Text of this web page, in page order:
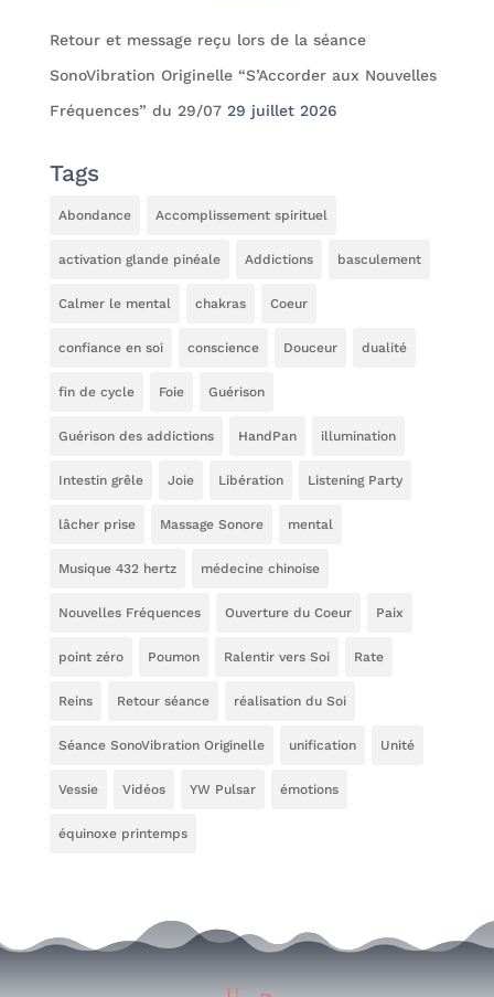
Retour et message reçu lors de la séance
SonoVibration Originelle “S’Accorder aux Nouvelles
Fréquences” du 29/07 29 juillet 2026
Tags
Abondance Accomplissement spirituel
activation glande pinéale Addictions basculement
Calmer le mental chakras Coeur
confiance en soi conscience Douceur dualité
fin de cycle Foie Guérison
Guérison des addictions HandPan illumination
Intestin grêle Joie Libération Listening Party
lâcher prise Massage Sonore mental
Musique 432 hertz médecine chinoise
Nouvelles Fréquences Ouverture du Coeur Paix
point zéro Poumon Ralentir vers Soi Rate
Reins Retour séance réalisation du Soi
Séance SonoVibration Originelle unification Unité
Vessie Vidéos YW Pulsar émotions
équinoxe printemps